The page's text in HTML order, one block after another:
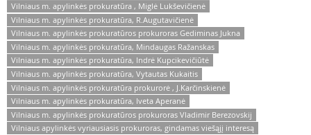
Vilniaus m. apylinkės prokuratūra , Miglė Lukševičienė
Vilniaus m. apylinkės prokuratūra, R.Augutavičienė
Vilniaus m. apylinkės prokuratūros prokuroras Gediminas Jukna
Vilniaus m. apylinkės prokuratūra, Mindaugas Ražanskas
Vilniaus m. apylinkės prokuratūra, Indrė Kupcikevičiūtė
Vilniaus m. apylinkės prokuratūra, Vytautas Kukaitis
Vilniaus m. apylinkės prokuratūra prokurorė , J.Karčinskienė
Vilniaus m. apylinkės prokuratūra, Iveta Aperanė
Vilniaus m. apylinkės prokuratūros prokuroras Vladimir Berezovskij
Vilniaus apylinkės vyriausiasis prokuroras, gindamas viešąjį interesą